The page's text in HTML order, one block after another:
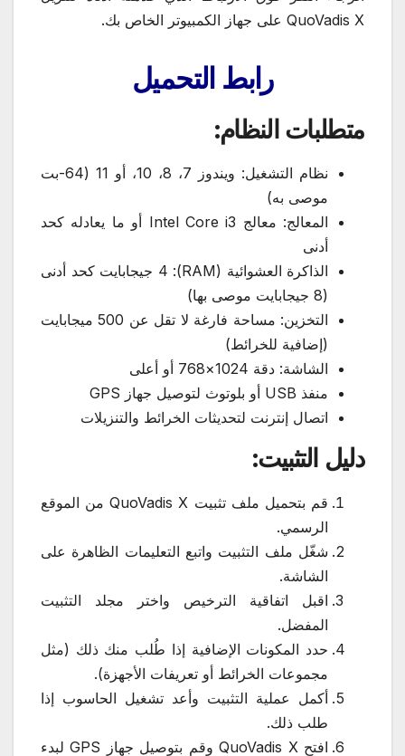
QuoVadis X على جهاز الكمبيوتر الخاص بك.
رابط التحميل
متطلبات النظام:
نظام التشغيل: ويندوز 7، 8، 10، أو 11 (64-بت
موصى به)
المعالج: معالج Intel Core i3 أو ما يعادله كحد
أدنى
الذاكرة العشوائية (RAM): 4 جيجابايت كحد أدنى
(8 جيجابايت موصى بها)
التخزين: مساحة فارغة لا تقل عن 500 ميجابايت
(إضافية للخرائط)
الشاشة: دقة 1024×768 أو أعلى
منفذ USB أو بلوتوث لتوصيل جهاز GPS
اتصال إنترنت لتحديثات الخرائط والتنزيلات
دليل التثبيت:
قم بتحميل ملف تثبيت QuoVadis X من الموقع
الرسمي.
شغّل ملف التثبيت واتبع التعليمات الظاهرة على
الشاشة.
اقبل اتفاقية الترخيص واختر مجلد التثبيت
المفضل.
حدد المكونات الإضافية إذا طُلب منك ذلك (مثل
مجموعات الخرائط أو تعريفات الأجهزة).
أكمل عملية التثبيت وأعد تشغيل الحاسوب إذا
طلب ذلك.
افتح QuoVadis X وقم بتوصيل جهاز GPS لبدء